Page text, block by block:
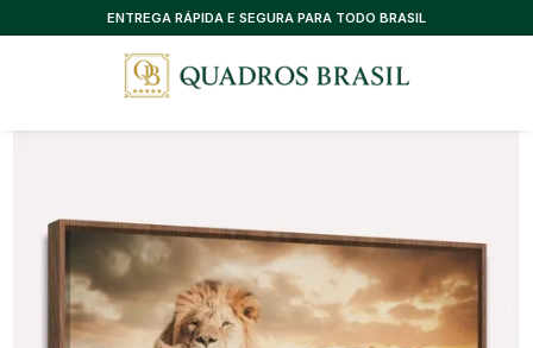
CONSULTORIA EXCLUSIVA, SEM CUSTO
ENTREGA RÁPIDA E SEGURA PARA TODO BRASIL